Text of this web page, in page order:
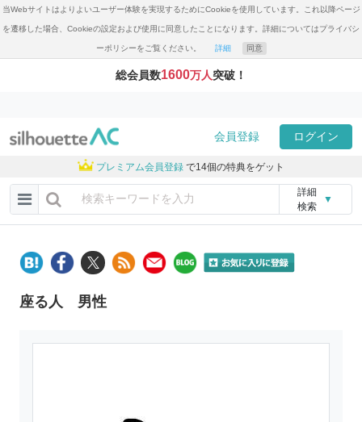
当Webサイトはよりよいユーザー体験を実現するためにCookieを使用しています。これ以降ページ
を遷移した場合、Cookieの設定および使用に同意したことになります。詳細についてはプライバシ
ーポリシーをご覧ください。 詳細 同意
総会員数1600万人突破！
会員登録 ログイン
プレミアム会員登録 で14個の特典をゲット
詳細
検索
▼
座る人 男性